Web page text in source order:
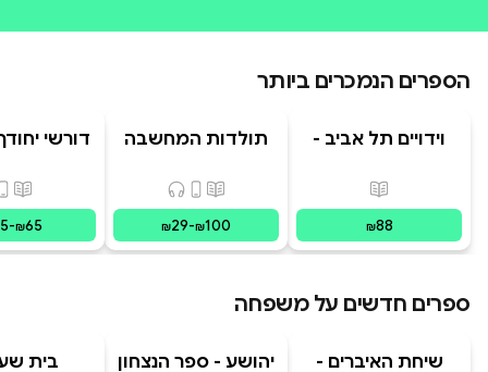
הספרים הנמכרים ביותר
וידויים תל אביב -
פורמטים זמינים
מודפס
₪88
תולדות המחשבה
פורמטים זמינים
מודפס,
₪29-₪100
דורשי
-₪65
ספרים חדשים על משפחה
שיחת האיברים -
יהושע - ספר הנצחון
בית